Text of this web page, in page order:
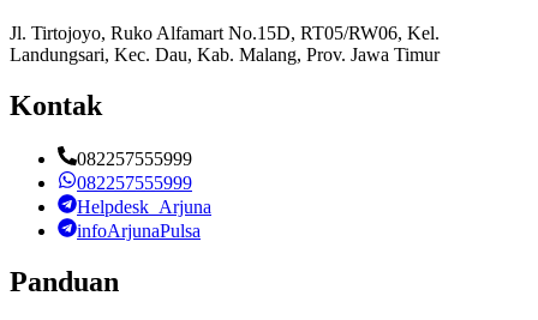
Jl. Tirtojoyo, Ruko Alfamart No.15D, RT05/RW06, Kel.
Landungsari, Kec. Dau, Kab. Malang, Prov. Jawa Timur
Kontak
082257555999
082257555999
Helpdesk_Arjuna
infoArjunaPulsa
Panduan